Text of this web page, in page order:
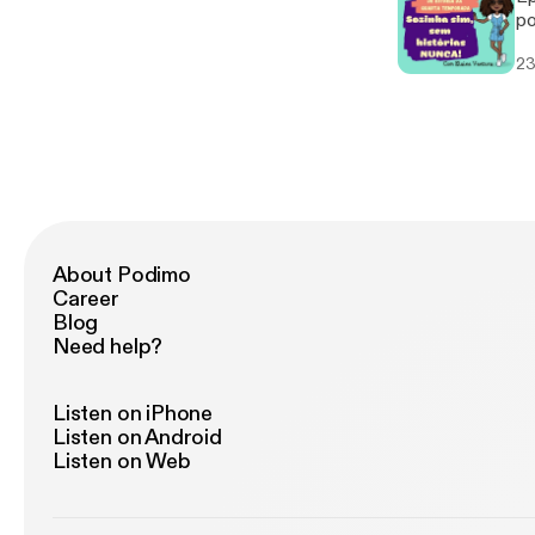
About Podimo
Career
Blog
Need help?
Listen on iPhone
Listen on Android
Listen on Web